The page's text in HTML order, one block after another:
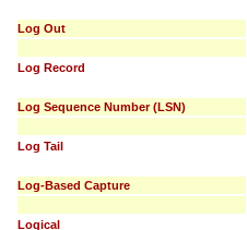
Log Out
Log Record
Log Sequence Number (LSN)
Log Tail
Log-Based Capture
Logical